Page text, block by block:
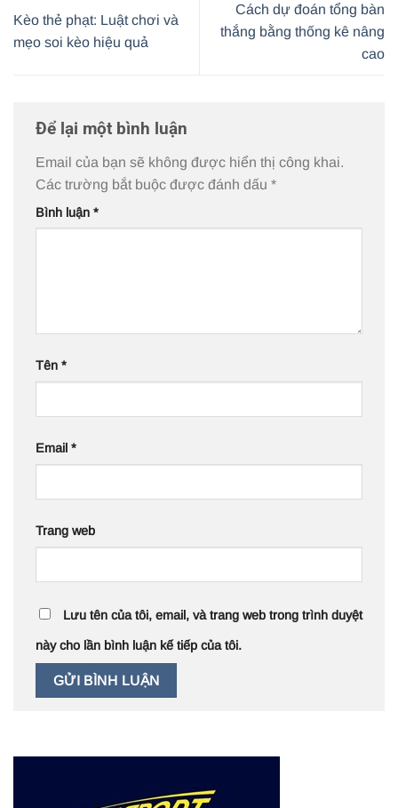
Kèo thẻ phạt: Luật chơi và
mẹo soi kèo hiệu quả
Cách dự đoán tổng bàn
thắng bằng thống kê nâng
cao
Để lại một bình luận
Email của bạn sẽ không được hiển thị công khai.
Các trường bắt buộc được đánh dấu *
Bình luận *
Tên *
Email *
Trang web
Lưu tên của tôi, email, và trang web trong trình duyệt
này cho lần bình luận kế tiếp của tôi.